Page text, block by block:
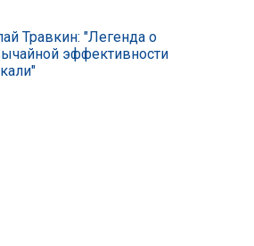
Травкин: "Легенда о
эффективности